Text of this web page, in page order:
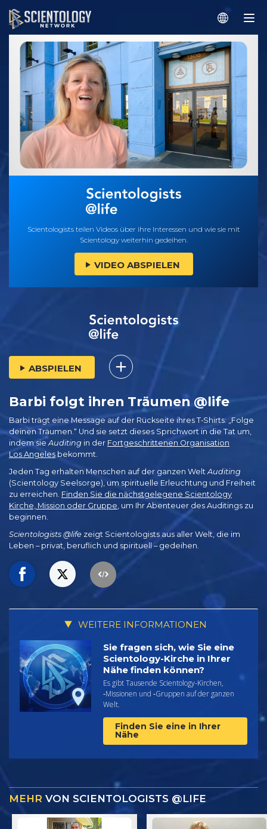
Scientologists teilen Videos über ihre Interessen und wie sie mit
Scientology weiterhin gedeihen.
VIDEO ABSPIELEN
ABSPIELEN
Barbi folgt ihren Träumen @life
Barbi trägt eine Message auf der Rückseite ihres T‑Shirts: „Folge
deinen Träumen.“ Und sie setzt dieses Sprichwort in die Tat um,
indem sieAuditing in der Fortgeschrittenen Organisation
Los Angeles bekommt.
Jeden Tag erhalten Menschen auf der ganzen Welt Auditing
(Scientology Seelsorge), um spirituelle Erleuchtung und Freiheit
zu erreichen. Finden Sie die nächstgelegene Scientology
Kirche, Mission oder Gruppe , um Ihr Abenteuer des Auditings zu
beginnen.
Scientologists @life zeigt Scientologists aus aller Welt, die im
Leben – privat, beruflich und spirituell – gedeihen.
WEITERE INFORMATIONEN
Sie fragen sich, wie Sie eine
Scientology-Kirche in Ihrer
Nähe finden können?
Es gibt Tausende Scientology-Kirchen,
‑Missionen und ‑Gruppen auf der ganzen
Welt.
Finden Sie eine in Ihrer
Nähe
MEHR VON SCIENTOLOGISTS @LIFE